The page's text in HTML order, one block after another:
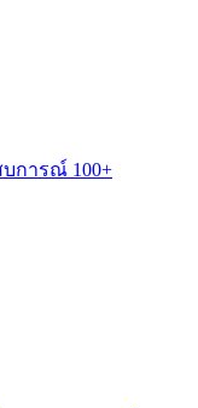
การณ์ 100+